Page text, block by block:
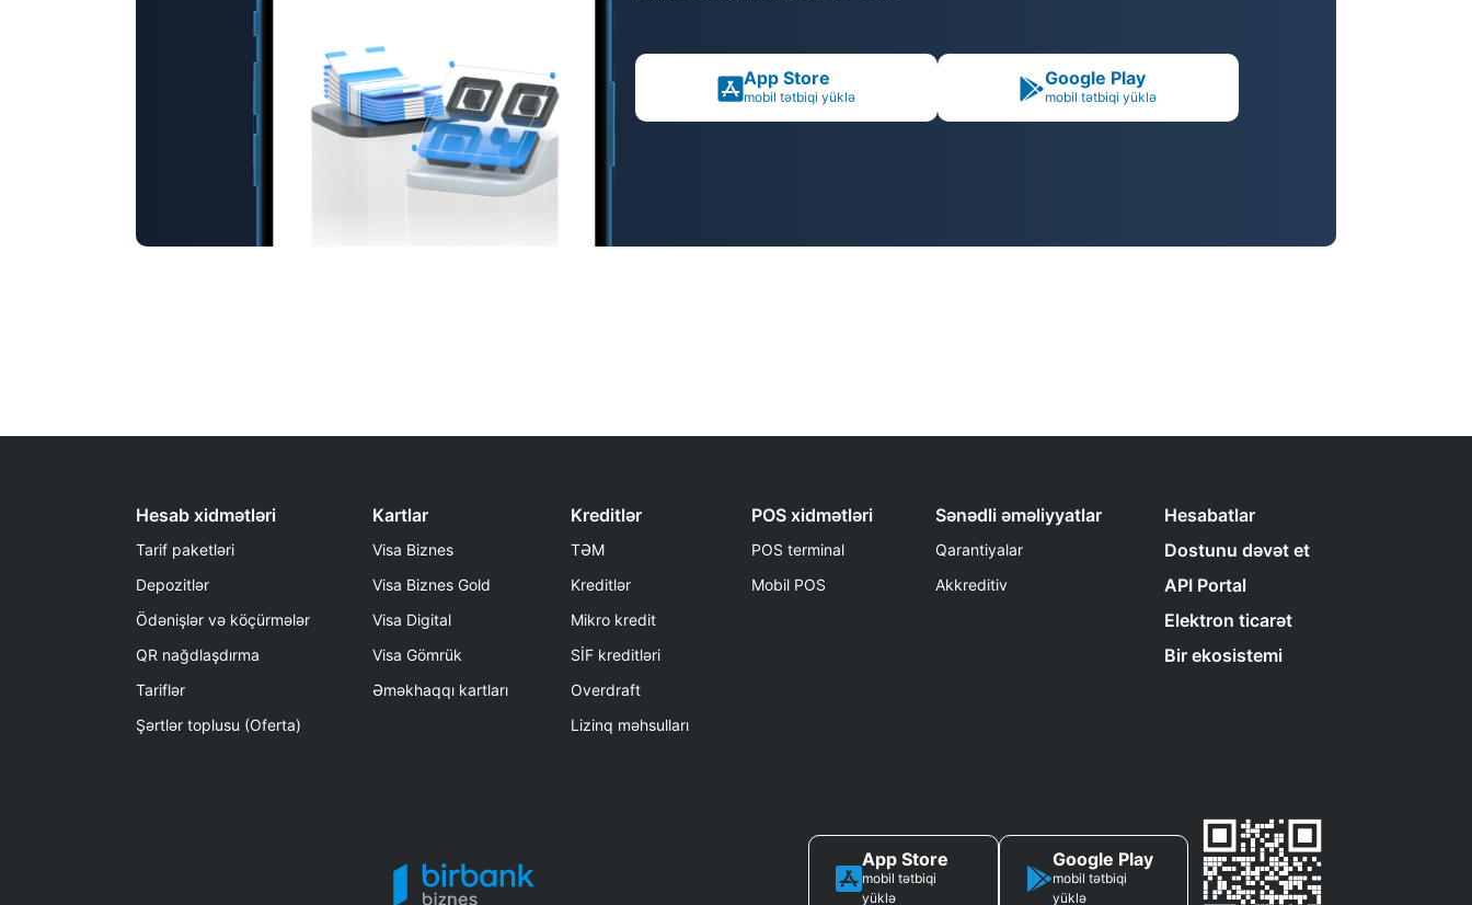
App Store
mobil tətbiqi yüklə
Google Play
mobil tətbiqi yüklə
Hesab xidmətləri
Tarif paketləri
Depozitlər
Ödənişlər və köçürmələr
QR nağdlaşdırma
Tariflər
Şərtlər toplusu (Oferta)
Kartlar
Visa Biznes
Visa Biznes Gold
Visa Digital
Visa Gömrük
Əməkhaqqı kartları
Kreditlər
TƏM
Kreditlər
Mikro kredit
SİF kreditləri
Overdraft
Lizinq məhsulları
POS xidmətləri
POS terminal
Mobil POS
Sənədli əməliyyatlar
Qarantiyalar
Akkreditiv
Hesabatlar
Dostunu dəvət et
API Portal
Elektron ticarət
Bir ekosistemi
App Store
mobil tətbiqi
yüklə
Google Play
mobil tətbiqi
yüklə